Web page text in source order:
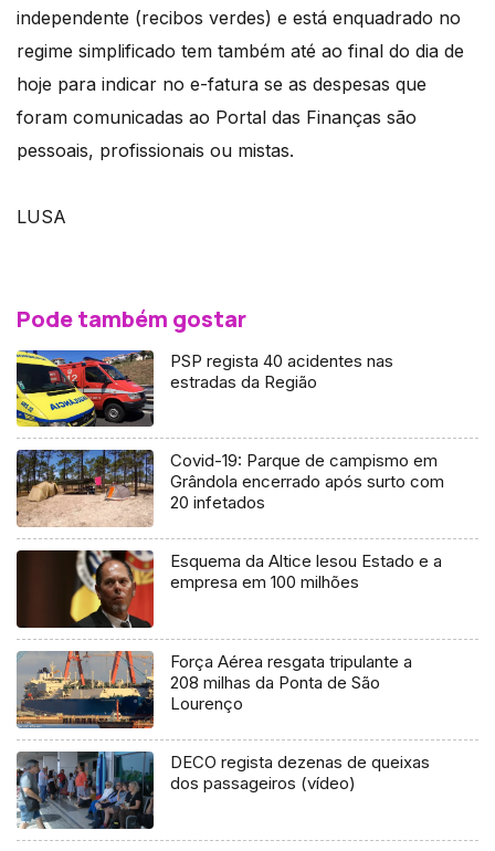
independente (recibos verdes) e está enquadrado no
regime simplificado tem também até ao final do dia de
hoje para indicar no e-fatura se as despesas que
foram comunicadas ao Portal das Finanças são
pessoais, profissionais ou mistas.
LUSA
Pode também gostar
PSP regista 40 acidentes nas
estradas da Região
Covid-19: Parque de campismo em
Grândola encerrado após surto com
20 infetados
Esquema da Altice lesou Estado e a
empresa em 100 milhões
Força Aérea resgata tripulante a
208 milhas da Ponta de São
Lourenço
DECO regista dezenas de queixas
dos passageiros (vídeo)